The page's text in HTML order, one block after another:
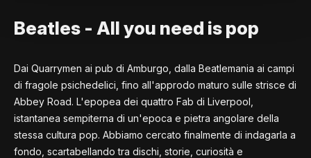
Beatles - All you need is pop
Dai Quarrymen ai pub di Amburgo, dalla Beatlemania ai campi
di fragole psichedelici, fino all'approdo maturo sulle strisce di
Abbey Road. L'epopea dei quattro Fab di Liverpool,
istantanea sempiterna di un'epoca e pietra angolare della
stessa cultura pop. Abbiamo cercato finalmente di indagarla a
fondo, scartabellando tra dischi, storie, curiosità e